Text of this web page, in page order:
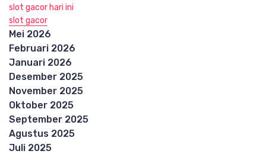
slot gacor hari ini
slot gacor
Mei 2026
Februari 2026
Januari 2026
Desember 2025
November 2025
Oktober 2025
September 2025
Agustus 2025
Juli 2025